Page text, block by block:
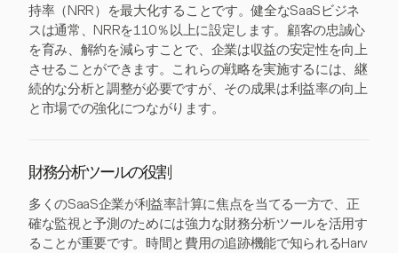
持率（NRR）を最大化することです。健全なSaaSビジネ
スは通常、NRRを110％以上に設定します。顧客の忠誠心
を育み、解約を減らすことで、企業は収益の安定性を向上
させることができます。これらの戦略を実施するには、継
続的な分析と調整が必要ですが、その成果は利益率の向上
と市場での強化につながります。
財務分析ツールの役割
多くのSaaS企業が利益率計算に焦点を当てる一方で、正
確な監視と予測のためには強力な財務分析ツールを活用す
ることが重要です。時間と費用の追跡機能で知られるHarv